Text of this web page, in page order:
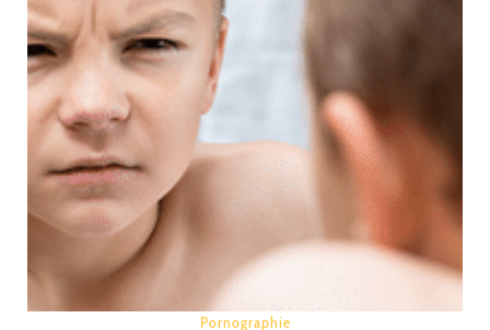
Pornographie